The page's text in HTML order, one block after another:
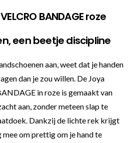
BANDAGE roze
een beetje discipline
aan, weet dat je handen
dan je zou willen. De Joya
in roze is gemaakt van
aan, zonder meteen slap te
Dankzij de lichte rek krijgt
mee om prettig om je hand te